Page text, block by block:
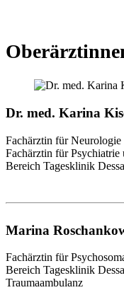
Dr. med. Karina
Fachärztin für Neurologie
Fachärztin für Psychiatrie
Bereich Tagesklinik
Marina
Fachärztin für
Bereich Tagesklinik
Traumaambulanz